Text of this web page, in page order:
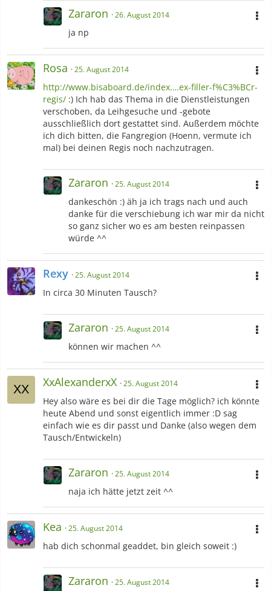
Zararon 26. August 2014
ja np
Rosa 25. August 2014
http://www.bisaboard.de/index.…ex-filler-f%C3%BCr-
regis/ :) Ich hab das Thema in die Dienstleistungen
verschoben, da Leihgesuche und -gebote
ausschließlich dort gestattet sind. Außerdem möchte
ich dich bitten, die Fangregion (Hoenn, vermute ich
mal) bei deinen Regis noch nachzutragen.
Zararon 25. August 2014
dankeschön :) äh ja ich trags nach und auch
danke für die verschiebung ich war mir da nicht
so ganz sicher wo es am besten reinpassen
würde ^^
Rexy 25. August 2014
In circa 30 Minuten Tausch?
Zararon 25. August 2014
können wir machen ^^
XxAlexanderxX 25. August 2014
Hey also wäre es bei dir die Tage möglich? ich könnte
heute Abend und sonst eigentlich immer :D sag
einfach wie es dir passt und Danke (also wegen dem
Tausch/Entwickeln)
Zararon 25. August 2014
naja ich hätte jetzt zeit ^^
Kea 25. August 2014
hab dich schonmal geaddet, bin gleich soweit :)
Zararon 25. August 2014